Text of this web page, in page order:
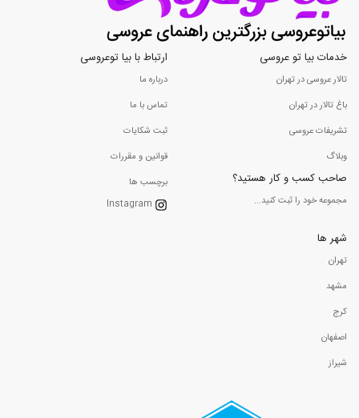
خدمات بیا تو عروسی
تالار عروسی در تهران
باغ تالار در تهران
تشریفات عروسی
وبلاگ
صاحب کسب و کار هستید؟
مجموعه خود را ثبت کنید...
ارتباط با بیا توعروسی
درباره ما
تماس با ما
ثبت شکایات
قوانین و مقررات
برچسب ها
Instagram
شهر ها
تهران
مشهد
کرج
اصفهان
شیراز